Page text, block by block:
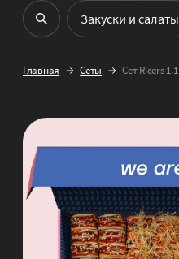
Закуски и салаты
Главная Сеты Сет Ricers 1.1